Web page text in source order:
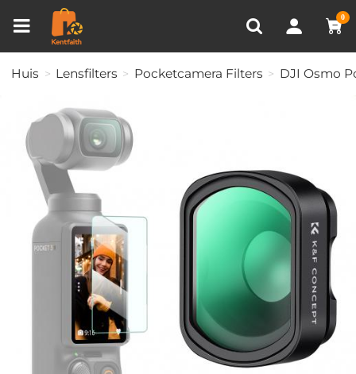
0
RECENT BEKEKEN
Huis Lensfilters Pocketcamera Filters DJI Osmo